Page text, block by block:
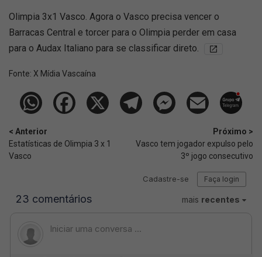
Olimpia 3x1 Vasco. Agora o Vasco precisa vencer o
Barracas Central e torcer para o Olimpia perder em casa
para o Audax Italiano para se classificar direto.
Fonte: X Mídia Vascaína
< Anterior
Estatísticas de Olimpia 3 x 1
Vasco
Próximo >
Vasco tem jogador expulso pelo
3º jogo consecutivo